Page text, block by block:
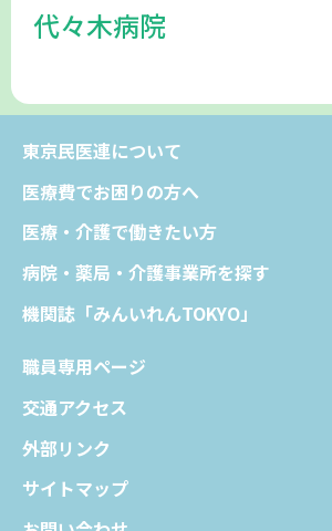
代々木病院
東京民医連について
医療費でお困りの方へ
医療・介護で働きたい方
病院・薬局・介護事業所を探す
機関誌「みんいれんTOKYO」
職員専用ページ
交通アクセス
外部リンク
サイトマップ